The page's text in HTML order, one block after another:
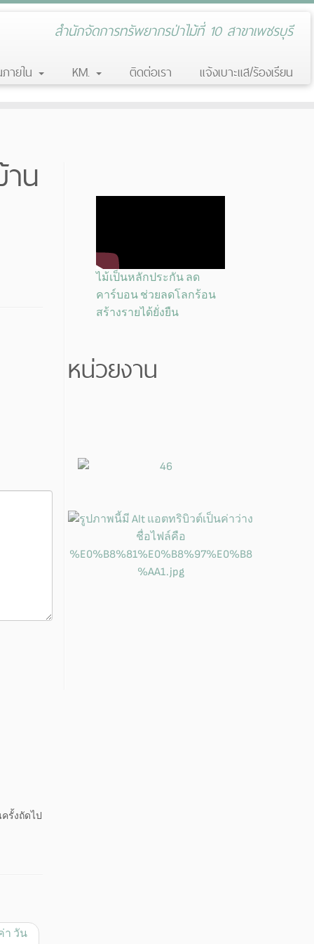
สำนักจัดการทรัพยากรป่าไม้ที่ 10 สาขาเพชรบุรี
ายใน KM. ติดต่อเรา แจ้งเบาะแส/ร้องเรียน
น
รั้งถัดไป
า วัน
ไม้เป็นหลักประกัน ลด
คาร์บอน ช่วยลดโลกร้อน
สร้างรายได้ยั่งยืน
หน่วยงาน